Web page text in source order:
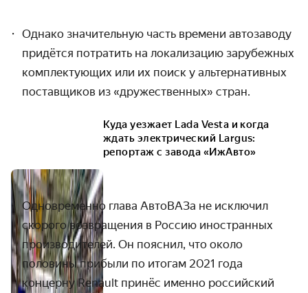
Однако значительную часть времени автозаводу
придётся потратить на локализацию зарубежных
комплектующих или их поиск у альтернативных
поставщиков из «дружественных» стран.
Куда уезжает Lada Vesta и когда
ждать электрический Largus:
репортаж с завода «ИжАвто»
Одновременно глава АвтоВАЗа не исключил
скорого возвращения в Россию иностранных
производителей. Он пояснил, что около
половины прибыли по итогам 2021 года
концерну Renault принёс именно российский